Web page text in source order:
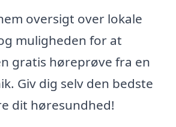
oversigt over lokale
muligheden for at
gratis høreprøve fra en
Giv dig selv den bedste
dit høresundhed!